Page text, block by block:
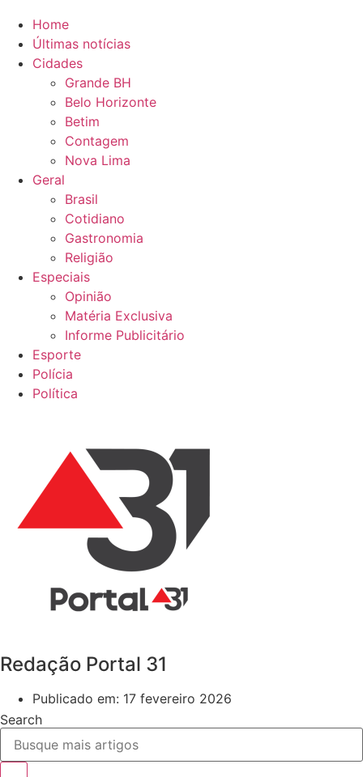
Home
Últimas notícias
Cidades
Grande BH
Belo Horizonte
Betim
Contagem
Nova Lima
Geral
Brasil
Cotidiano
Gastronomia
Religião
Especiais
Opinião
Matéria Exclusiva
Informe Publicitário
Esporte
Polícia
Política
Redação Portal 31
Publicado em: 17 fevereiro 2026
Search